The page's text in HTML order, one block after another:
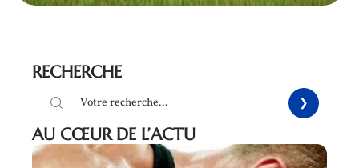
RECHERCHE
AU CŒUR DE L’ACTU